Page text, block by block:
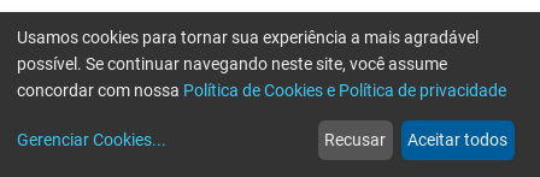
web
Notícias
more_horiz
Mais
Usamos cookies para tornar sua experiência a mais agradável
possível. Se continuar navegando neste site, você assume
concordar com nossa Política de Cookies e Política de privacidade
Gerenciar Cookies... Recusar Aceitar todos
Erro ao enviar informações, por favor tente novamente